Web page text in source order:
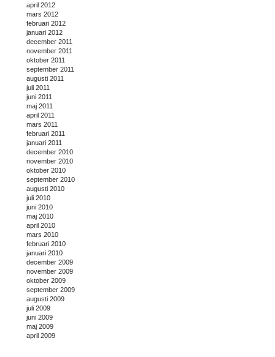
april 2012
mars 2012
februari 2012
januari 2012
december 2011
november 2011
oktober 2011
september 2011
augusti 2011
juli 2011
juni 2011
maj 2011
april 2011
mars 2011
februari 2011
januari 2011
december 2010
november 2010
oktober 2010
september 2010
augusti 2010
juli 2010
juni 2010
maj 2010
april 2010
mars 2010
februari 2010
januari 2010
december 2009
november 2009
oktober 2009
september 2009
augusti 2009
juli 2009
juni 2009
maj 2009
april 2009